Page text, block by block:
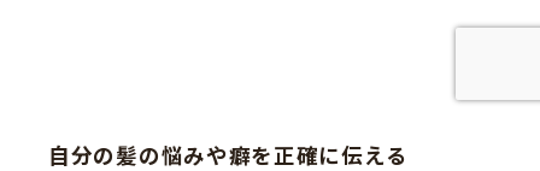
自分の髪の悩みや癖を正確に伝える